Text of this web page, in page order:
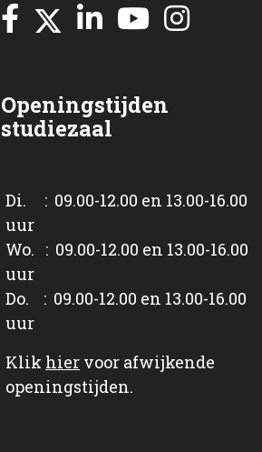
Openingstijden
studiezaal
Di. : 09.00-12.00 en 13.00-16.00
uur
Wo. : 09.00-12.00 en 13.00-16.00
uur
Do. : 09.00-12.00 en 13.00-16.00
uur
Klik hier voor afwijkende
openingstijden.